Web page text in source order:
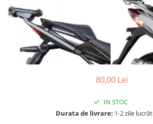
Tricou/Pantaloni termici
Tricouri
Veste airbag
Echipament Impermeabil
Accesorii echipamente
Protectii Coloana
80,00 Lei
IN STOC
Durata de livrare: 1-2 zile